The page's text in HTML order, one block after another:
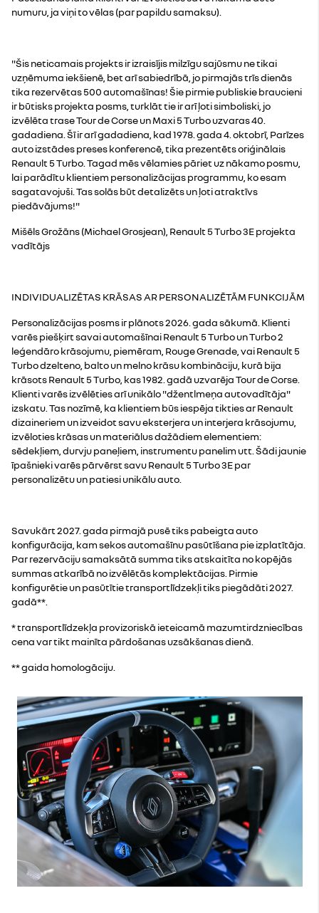
numuru, ja viņi to vēlas (par papildu samaksu).
"Šis neticamais projekts ir izraisījis milzīgu sajūsmu ne tikai
uzņēmuma iekšienē, bet arī sabiedrībā, jo pirmajās trīs dienās
tika rezervētas 500 automašīnas! Šie pirmie publiskie braucieni
ir būtisks projekta posms, turklāt tie ir arī ļoti simboliski, jo
izvēlēta trase Tour de Corse un Maxi 5 Turbo uzvaras 40.
gadadiena. Šī ir arī gadadiena, kad 1978. gada 4. oktobrī, Parīzes
auto izstādes preses konferencē, tika prezentēts oriģinālais
Renault 5 Turbo. Tagad mēs vēlamies pāriet uz nākamo posmu,
lai parādītu klientiem personalizācijas programmu, ko esam
sagatavojuši. Tas solās būt detalizēts un ļoti atraktīvs
piedāvājums!"
Mišēls Grožāns (Michael Grosjean), Renault 5 Turbo 3E projekta
vadītājs
INDIVIDUALIZĒTAS KRĀSAS AR PERSONALIZĒTĀM FUNKCIJĀM
Personalizācijas posms ir plānots 2026. gada sākumā. Klienti
varēs piešķirt savai automašīnai Renault 5 Turbo un Turbo 2
leģendāro krāsojumu, piemēram, Rouge Grenade, vai Renault 5
Turbo dzelteno, balto un melno krāsu kombināciju, kurā bija
krāsots Renault 5 Turbo, kas 1982. gadā uzvarēja Tour de Corse.
Klienti varēs izvēlēties arī unikālo "džentlmeņa autovadītāja"
izskatu. Tas nozīmē, ka klientiem būs iespēja tikties ar Renault
dizaineriem un izveidot savu eksterjera un interjera krāsojumu,
izvēloties krāsas un materiālus dažādiem elementiem:
sēdekļiem, durvju paneļiem, instrumentu panelim utt. Šādi jaunie
īpašnieki varēs pārvērst savu Renault 5 Turbo 3E par
personalizētu un patiesi unikālu auto.
Savukārt 2027. gada pirmajā pusē tiks pabeigta auto
konfigurācija, kam sekos automašīnu pasūtīšana pie izplatītāja.
Par rezervāciju samaksātā summa tiks atskaitīta no kopējās
summas atkarībā no izvēlētās komplektācijas. Pirmie
konfigurētie un pasūtītie transportlīdzekļi tiks piegādāti 2027.
gadā**.
* transportlīdzekļa provizoriskā ieteicamā mazumtirdzniecības
cena var tikt mainīta pārdošanas uzsākšanas dienā.
** gaida homologāciju.